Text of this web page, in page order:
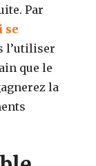
Par
se
l’utiliser
que le
la